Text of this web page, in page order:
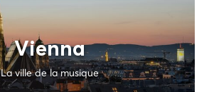
Vienna
La ville de la musique